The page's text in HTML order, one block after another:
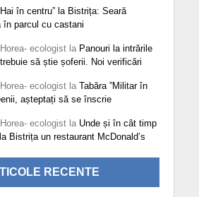
în centru” la Bistrița: Seară
în parcul cu castani
ecologistla Panouri la intrările
să știe șoferii. Noi verificări
ecologistla Tabăra ”Militar în
așteptați să se înscrie
ecologistla Unde și în cât timp
Bistrița un restaurant McDonald’s
RECENTE